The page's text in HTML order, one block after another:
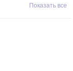
Показать все